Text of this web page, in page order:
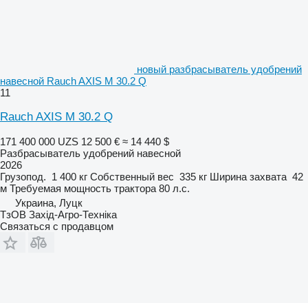
новый разбрасыватель удобрений
навесной Rauch AXIS M 30.2 Q
11
Rauch AXIS M 30.2 Q
171 400 000 UZS 12 500 € ≈ 14 440 $
Разбрасыватель удобрений навесной
2026
Грузопод. 1 400 кг Собственный вес 335 кг Ширина захвата 42
м Требуемая мощность трактора 80 л.с.
Украина, Луцк
ТзОВ Захід-Агро-Техніка
Связаться с продавцом